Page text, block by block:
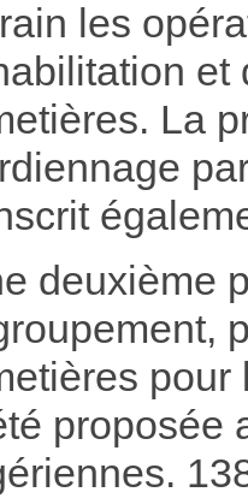
les
et
La
deuxième
pour
proposée